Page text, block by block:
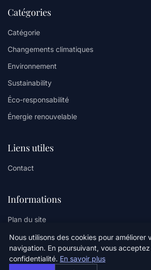
Catégories
Catégorie
Changements climatiques
Environnement
Sustainability
Éco-responsabilité
Énergie renouvelable
Liens utiles
Contact
Informations
Plan du site
© 2026 Oz Climate Sense. Tous
Nous utilisons des cookies pour améliorer
navigation. En poursuivant, vous
confidentialité. En savoir plus